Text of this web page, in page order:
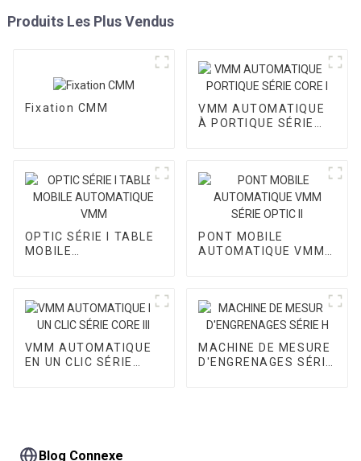
Produits Les Plus Vendus
Fixation CMM
VMM AUTOMATIQUE
À PORTIQUE SÉRIE
OPTIC SÉRIE I TABLE
MOBILE
PONT MOBILE
AUTOMATIQUE VMM
VMM AUTOMATIQUE
EN UN CLIC SÉRIE
MACHINE DE MESURE
D'ENGRENAGES SÉRIE
Blog Connexe